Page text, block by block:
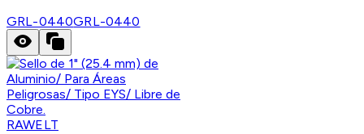
GRL-0440GRL-0440
RAWELT